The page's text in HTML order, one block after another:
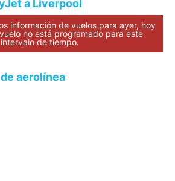
a Liverpool
información de vuelos para ayer, hoy
no está programado para este
intervalo de tiempo.
aerolínea